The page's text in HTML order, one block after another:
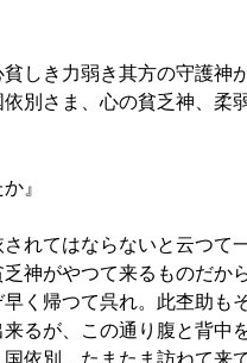
しき力弱き其方の守護神
別さま、心の貧乏神、柔
』
れてはならないと云つて
神がやつて来るものだ
く帰つて呉れ。此杢助も
るが、この通り腹と背中